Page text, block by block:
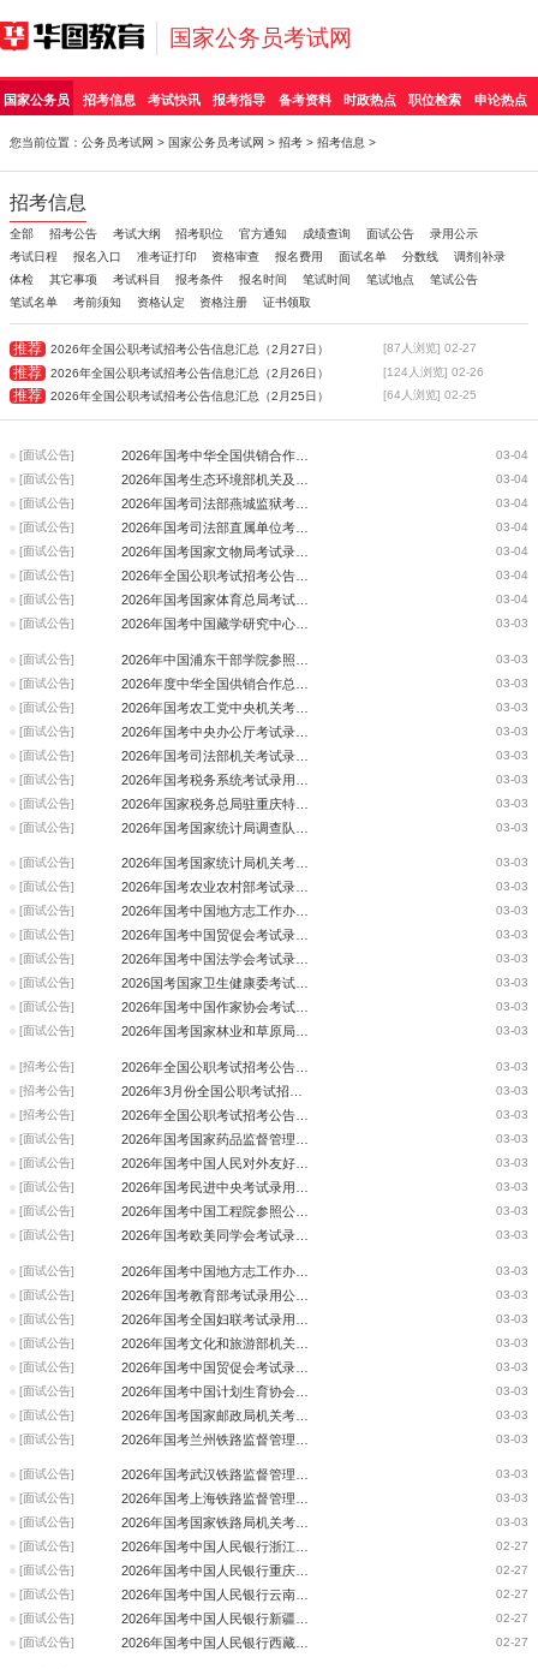
国家公务员考试网
国家公务员 招考信息 考试快讯 报考指导 备考资料 时政热点 职位检索 申论热点
您当前位置： 公务员考试网 > 国家公务员考试网 > 招考 > 招考信息 >
招考信息
全部 招考公告 考试大纲 招考职位 官方通知 成绩查询 面试公告
录用公示
考试日程
报名入口 准考证打印 资格审查 报名费用 面试名单 分数线
调剂|补录
体检
其它事项 考试科目 报考条件 报名时间 笔试时间 笔试地点
笔试公告
笔试名单
考前须知 资格认定 资格注册 证书领取
推荐 2026年全国公职考试招考公告信息汇总（2月27日） [87人浏览] 02-27
推荐 2026年全国公职考试招考公告信息汇总（2月26日） [124人浏览] 02-26
推荐 2026年全国公职考试招考公告信息汇总（2月25日） [64人浏览] 02-25
03-04
[面试公告]
03-04
[面试公告]
03-04
[面试公告]
03-04
[面试公告]
03-04
[面试公告]
03-04
[面试公告]
03-04
[面试公告]
03-03
[面试公告]
03-03
[面试公告]
03-03
[面试公告]
03-03
[面试公告]
03-03
[面试公告]
03-03
[面试公告]
03-03
[面试公告]
03-03
[面试公告]
03-03
[面试公告]
03-03
[面试公告]
03-03
[面试公告]
03-03
[面试公告]
03-03
[面试公告]
03-03
[面试公告]
03-03
[面试公告]
03-03
[面试公告]
03-03
[面试公告]
03-03
[招考公告]
03-03
[招考公告]
03-03
[招考公告]
03-03
[面试公告]
03-03
[面试公告]
03-03
[面试公告]
03-03
[面试公告]
03-03
[面试公告]
03-03
[面试公告]
03-03
[面试公告]
03-03
[面试公告]
03-03
[面试公告]
03-03
[面试公告]
03-03
[面试公告]
03-03
[面试公告]
03-03
[面试公告]
03-03
[面试公告]
03-03
[面试公告]
03-03
[面试公告]
02-27
[面试公告]
02-27
[面试公告]
02-27
[面试公告]
02-27
[面试公告]
02-27
[面试公告]